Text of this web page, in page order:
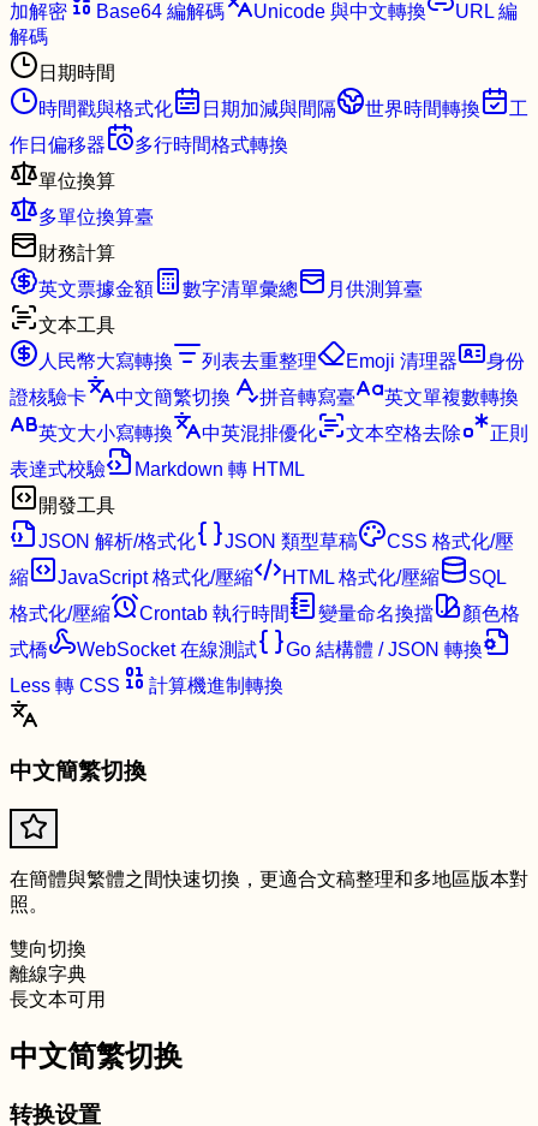
加解密
Base64 編解碼 Unicode 與中文轉換
URL 編
解碼
日期時間
時間戳與格式化
日期加減與間隔 世界時間轉換
工
作日偏移器
多行時間格式轉換
單位換算
多單位換算臺
財務計算
英文票據金額
數字清單彙總
月供測算臺
文本工具
人民幣大寫轉換
列表去重整理 Emoji 清理器
身份
證核驗卡
中文簡繁切換 拼音轉寫臺
英文單複數轉換
英文大小寫轉換
中英混排優化 文本空格去除
正則
表達式校驗
Markdown 轉 HTML
開發工具
JSON 解析/格式化
JSON 類型草稿
CSS 格式化/壓
縮
JavaScript 格式化/壓縮 HTML 格式化/壓縮
SQL
格式化/壓縮
Crontab 執行時間 變量命名換擋
顏色格
式橋
WebSocket 在線測試
Go 結構體 / JSON 轉換
Less 轉 CSS
計算機進制轉換
中文簡繁切換
在簡體與繁體之間快速切換，更適合文稿整理和多地區版本對
照。
雙向切換
離線字典
長文本可用
中文简繁切换
转换设置